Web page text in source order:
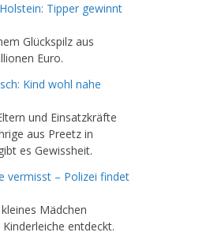
Tipper gewinnt
Glückspilz aus
Euro.
Kind wohl nahe
und Einsatzkräfte
aus Preetz in
es Gewissheit.
vermisst – Polizei findet
Mädchen
entdeckt.